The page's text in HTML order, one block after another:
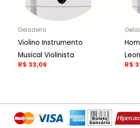
Geladeira
Violino Instrumento
Musical Violinista
R$ 33,06 R$